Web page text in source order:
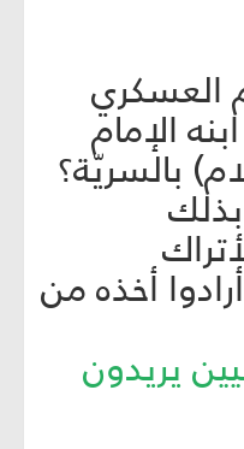
العسكري
الإمام
بالسريّة؟
بذلك
أخذه من
يريدون